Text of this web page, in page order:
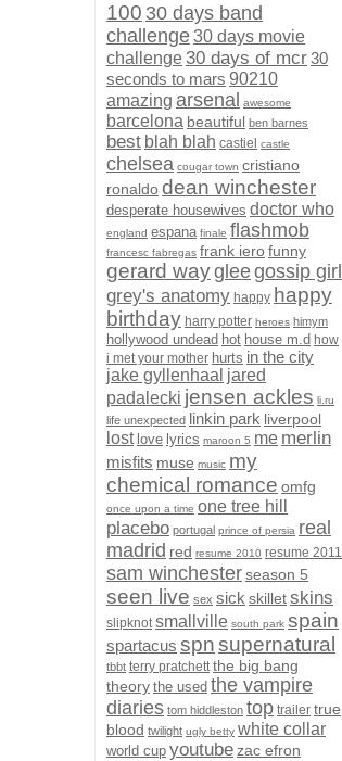
100 30 days band
challenge30 days movie
challenge30 days of mcr30
seconds to mars 90210
amazing arsenal awesome
barcelona beautiful ben barnes
best blah blah castiel castle
chelsea cougar town cristiano
ronaldodean winchester
desperate housewives doctor who
england espana finale flashmob
francesc fabregas frank ierofunny
gerard waygleegossip girl
grey's anatomy happy happy
birthday harry potter heroes himym
hollywood undead hot house m.d how
i met your mother hurts in the city
jake gyllenhaal jared
padalecki jensen ackles li.ru
life unexpected linkin park liverpool
lost love lyrics maroon 5 me merlin
misfits muse music my
chemical romance omfg
once upon a time one tree hill
placebo portugal prince of persia real
madrid red resume 2010 resume 2011
sam winchesterseason 5
seen live sex sick skilletskins
slipknot smallville south park spain
spartacus spnsupernatural
tbbt terry pratchett the big bang
theory the used the vampire
diaries tom hiddleston top trailer true
blood twilight ugly betty white collar
world cup youtubezac efron